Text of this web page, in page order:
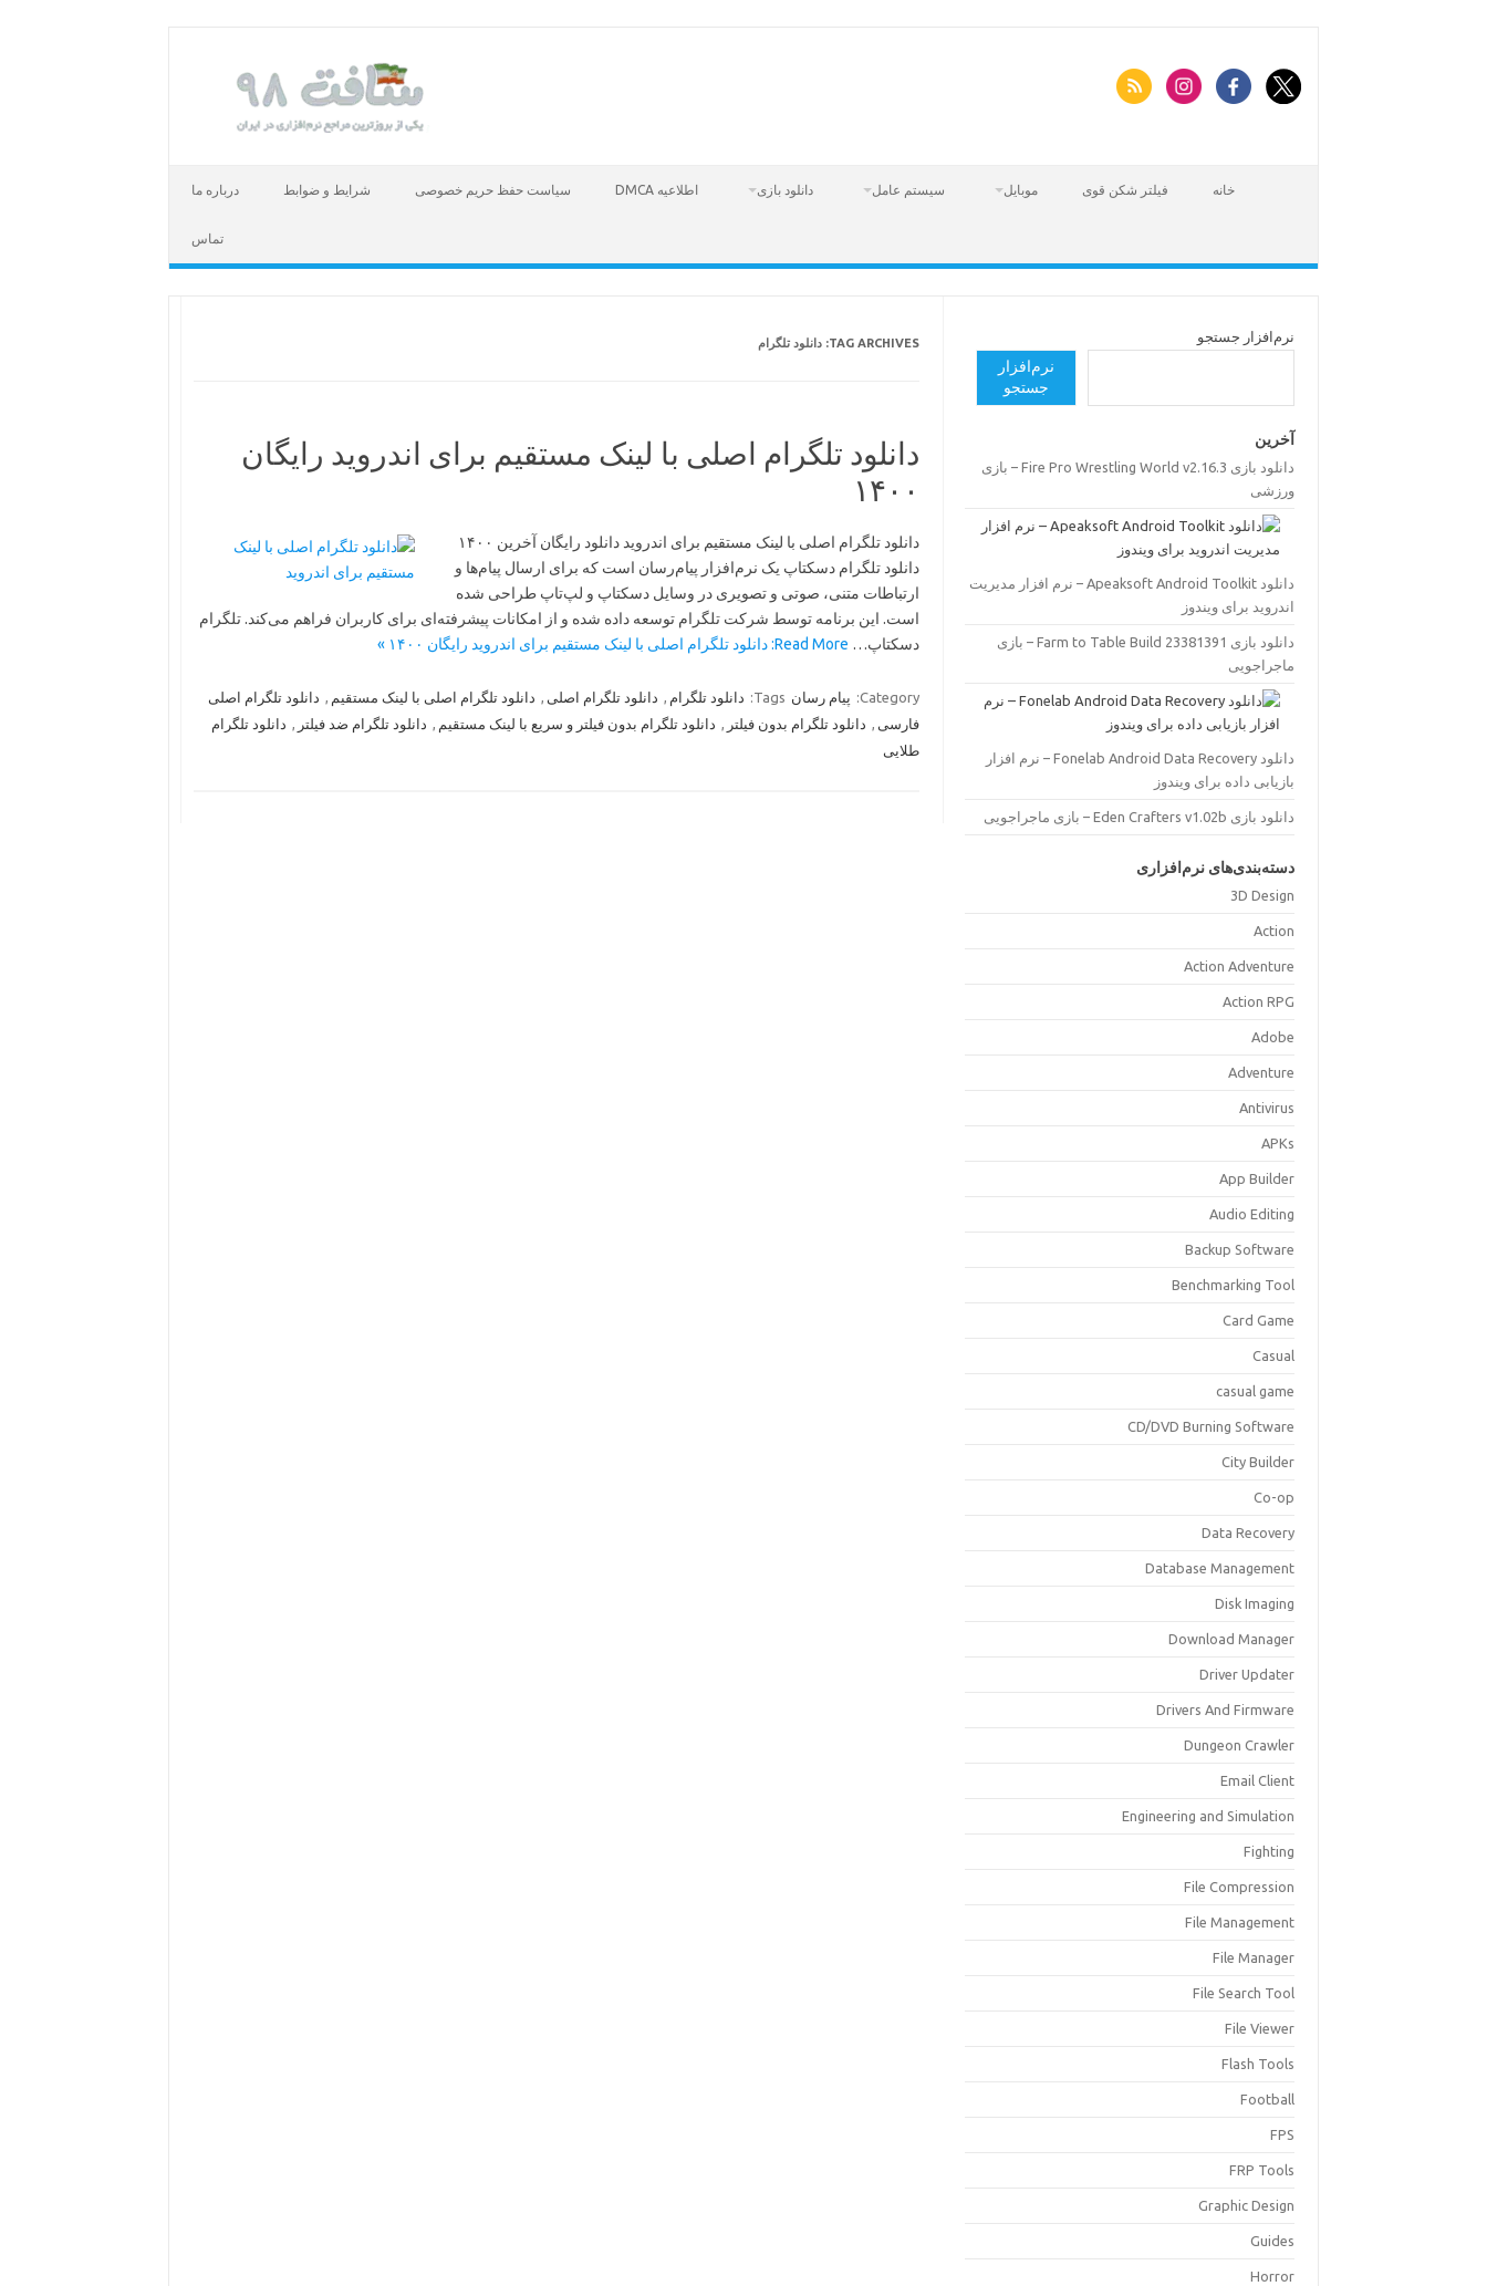
خانه فیلتر شکن قوی موبایل سیستم عامل دانلود بازی اطلاعیه DMCA سیاست حفظ حریم خصوصی شرایط و ضوابط درباره ما
تماس
TAG ARCHIVES: دانلود تلگرام
دانلود تلگرام اصلی با لینک مستقیم برای اندروید رایگان
۱۴۰۰
دانلود تلگرام اصلی با لینک مستقیم برای اندروید دانلود رایگان آخرین ۱۴۰۰
دانلود تلگرام دسکتاپ یک نرم‌افزار پیام‌رسان است که برای ارسال پیام‌ها و
ارتباطات متنی، صوتی و تصویری در وسایل دسکتاپ و لپ‌تاپ طراحی شده
است. این برنامه توسط شرکت تلگرام توسعه داده شده و از امکانات پیشرفته‌ای برای کاربران فراهم می‌کند. تلگرام
دسکتاپ… Read More: دانلود تلگرام اصلی با لینک مستقیم برای اندروید رایگان ۱۴۰۰ »
Category: پیام رسان Tags: دانلود تلگرام , دانلود تلگرام اصلی , دانلود تلگرام اصلی با لینک مستقیم , دانلود تلگرام اصلی
فارسی , دانلود تلگرام بدون فیلتر , دانلود تلگرام بدون فیلتر و سریع با لینک مستقیم , دانلود تلگرام ضد فیلتر , دانلود تلگرام
طلایی
نرم‌افزار جستجو
نرم‌افزار
جستجو
آخرین
دانلود بازی Fire Pro Wrestling World v2.16.3 – بازی
ورزشی
دانلود Apeaksoft Android Toolkit – نرم افزار مدیریت
اندروید برای ویندوز
دانلود بازی Farm to Table Build 23381391 – بازی
ماجراجویی
دانلود Fonelab Android Data Recovery – نرم افزار
بازیابی داده برای ویندوز
دانلود بازی Eden Crafters v1.02b – بازی ماجراجویی
دسته‌بندی‌های نرم‌افزاری
3D Design
Action
Action Adventure
Action RPG
Adobe
Adventure
Antivirus
APKs
App Builder
Audio Editing
Backup Software
Benchmarking Tool
Card Game
Casual
casual game
CD/DVD Burning Software
City Builder
Co-op
Data Recovery
Database Management
Disk Imaging
Download Manager
Driver Updater
Drivers And Firmware
Dungeon Crawler
Email Client
Engineering and Simulation
Fighting
File Compression
File Management
File Manager
File Search Tool
File Viewer
Flash Tools
Football
FPS
FRP Tools
Graphic Design
Guides
Horror